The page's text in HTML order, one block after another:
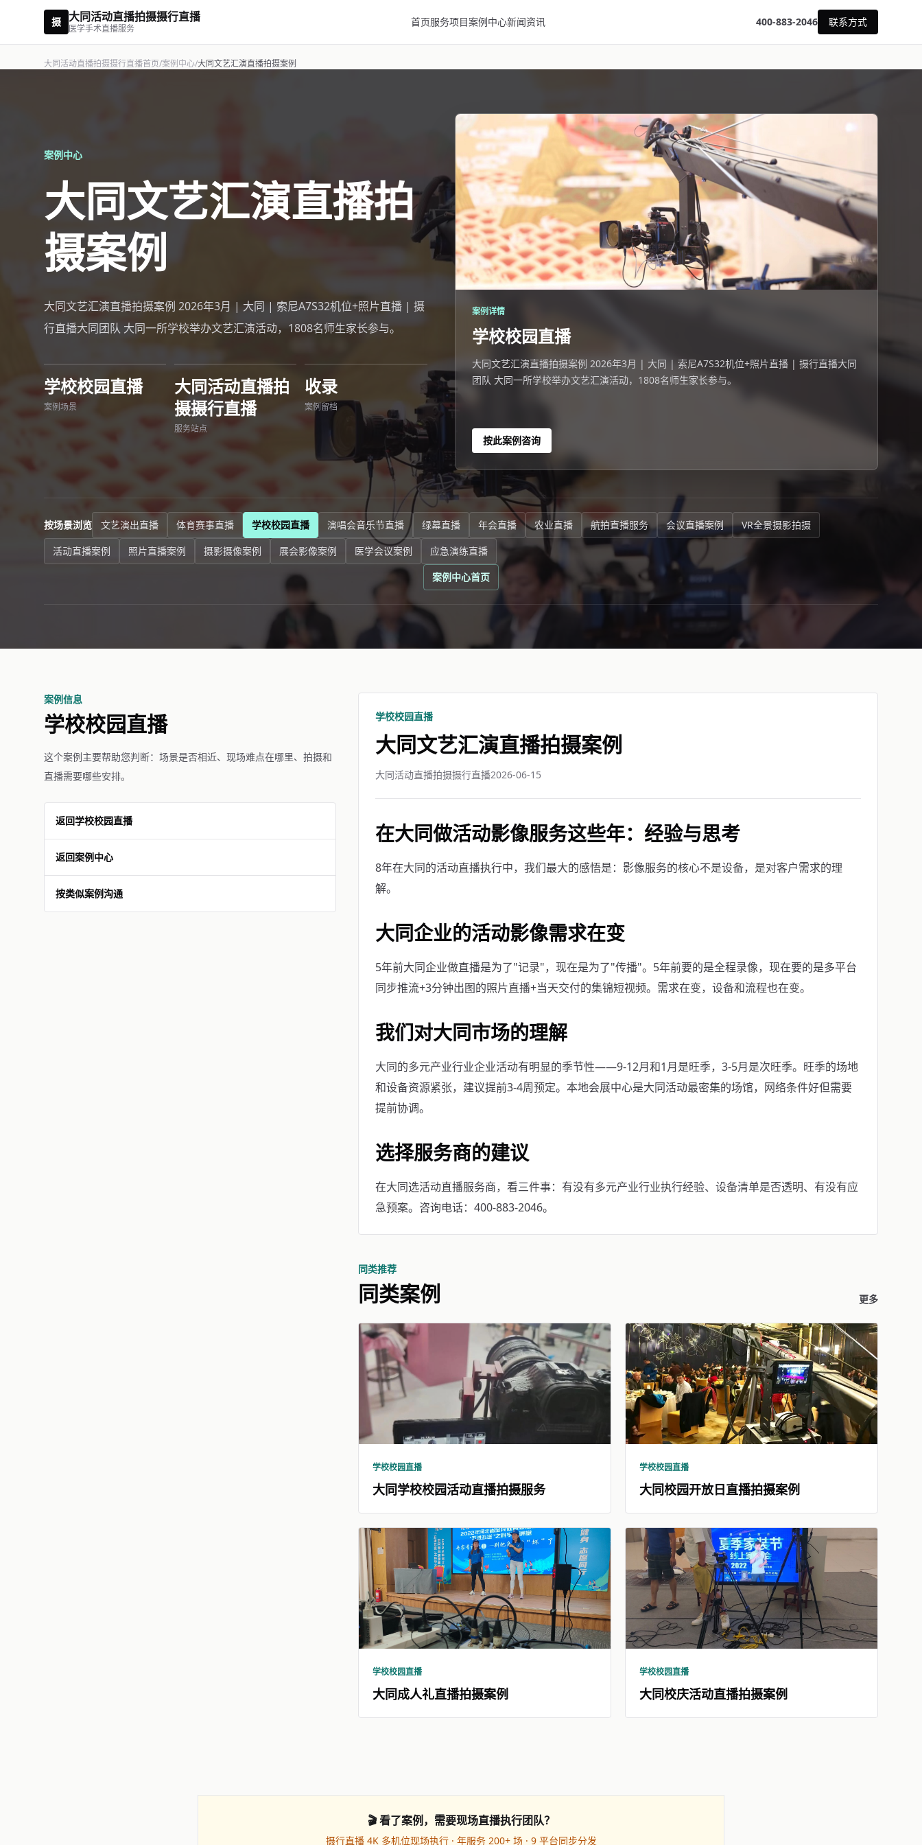
摄 大同活动直播拍摄摄行直播
医学手术直播服务
首页服务项目案例中心新闻资讯 400-883-2046 联系方式
大同活动直播拍摄摄行直播首页/案例中心/大同文艺汇演直播拍摄案例
案例中心
大同文艺汇演直播拍
摄案例
大同文艺汇演直播拍摄案例 2026年3月 | 大同 | 索尼A7S32机位+照片直播 | 摄
行直播大同团队 大同一所学校举办文艺汇演活动，1808名师生家长参与。
学校校园直播
案例场景
大同活动直播拍
摄摄行直播
服务站点
收录
案例留档
案例详情
学校校园直播
大同文艺汇演直播拍摄案例 2026年3月 | 大同 | 索尼A7S32机位+照片直播 | 摄行直播大同
团队 大同一所学校举办文艺汇演活动，1808名师生家长参与。
按此案例咨询
按场景浏览 文艺演出直播 体育赛事直播 学校校园直播 演唱会音乐节直播 绿幕直播 年会直播 农业直播 航拍直播服务 会议直播案例
VR全景摄影拍摄
活动直播案例
照片直播案例 摄影摄像案例 展会影像案例 医学会议案例
应急演练直播
案例中心首页
案例信息
学校校园直播
这个案例主要帮助您判断：场景是否相近、现场难点在哪里、拍摄和
直播需要哪些安排。
返回学校校园直播
返回案例中心
按类似案例沟通
学校校园直播
大同文艺汇演直播拍摄案例
大同活动直播拍摄摄行直播2026-06-15
在大同做活动影像服务这些年：经验与思考
8年在大同的活动直播执行中，我们最大的感悟是：影像服务的核心不是设备，是对客户需求的理
解。
大同企业的活动影像需求在变
5年前大同企业做直播是为了"记录"，现在是为了"传播"。5年前要的是全程录像，现在要的是多平台
同步推流+3分钟出图的照片直播+当天交付的集锦短视频。需求在变，设备和流程也在变。
我们对大同市场的理解
大同的多元产业行业企业活动有明显的季节性——9-12月和1月是旺季，3-5月是次旺季。旺季的场地
和设备资源紧张，建议提前3-4周预定。本地会展中心是大同活动最密集的场馆，网络条件好但需要
提前协调。
选择服务商的建议
在大同选活动直播服务商，看三件事：有没有多元产业行业执行经验、设备清单是否透明、有没有应
急预案。咨询电话：400-883-2046。
同类推荐
同类案例 更多
学校校园直播
大同学校校园活动直播拍摄服务
学校校园直播
大同校园开放日直播拍摄案例
学校校园直播
大同成人礼直播拍摄案例
学校校园直播
大同校庆活动直播拍摄案例
🎬 看了案例，需要现场直播执行团队？
摄行直播 4K 多机位现场执行 · 年服务 200+ 场 · 9 平台同步分发